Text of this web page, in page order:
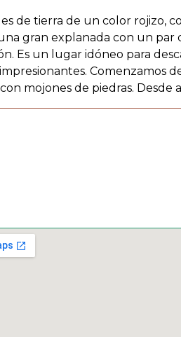
es de tierra de un color rojizo,
gran explanada con un par
Es un lugar idóneo para
Comenzamos
mojones de piedras.